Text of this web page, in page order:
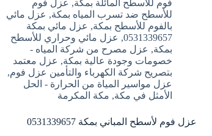
فوم للأسطح المائلة بمكة, عزل فوم
للأسطح ضد تسرب المياه بمكة, عزل مائي
بالفوم للأسطح بمكة, عزل مائي بمكة
0531339657
, عزل مائي وحراري للأسطح
بمكة, عزل مصرح من شركة المياه -
خصومات وجودة عالية بمكة, عزل معتمد
بتصريح شركة الكهرباء والتأمين عزل فوم,
عزل مواسير المياة من الحرارة - الحل
الأمثل في مكة, مكة المكرمة
عزل فوم لأسطح المباني بمكة 0531339657